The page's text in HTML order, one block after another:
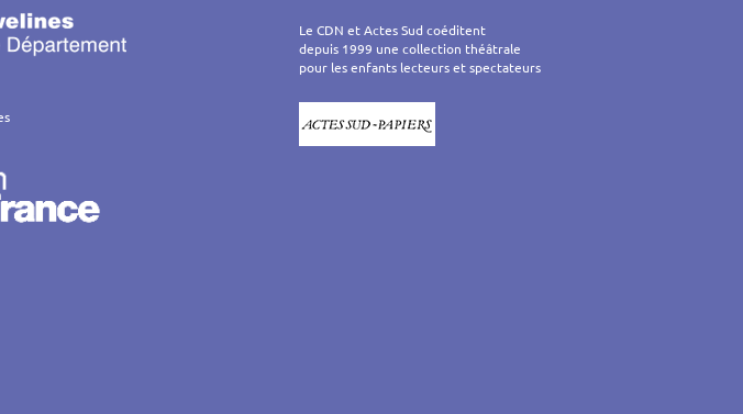
Le CDN et Actes Sud coéditent
depuis 1999 une collection théâtrale
pour les enfants lecteurs et spectateurs